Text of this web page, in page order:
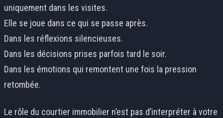
uniquement dans les visites.
Elle se joue dans ce qui se passe après.
Dans les réflexions silencieuses.
Dans les décisions prises parfois tard le soir.
Dans les émotions qui remontent une fois la pression
retombée.
Le rôle du courtier immobilier n’est pas d’interpréter à votre